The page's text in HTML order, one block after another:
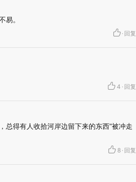
易。
· 回复
4 · 回复
总得有人收拾河岸边留下来的东西”被冲走
8 · 回复